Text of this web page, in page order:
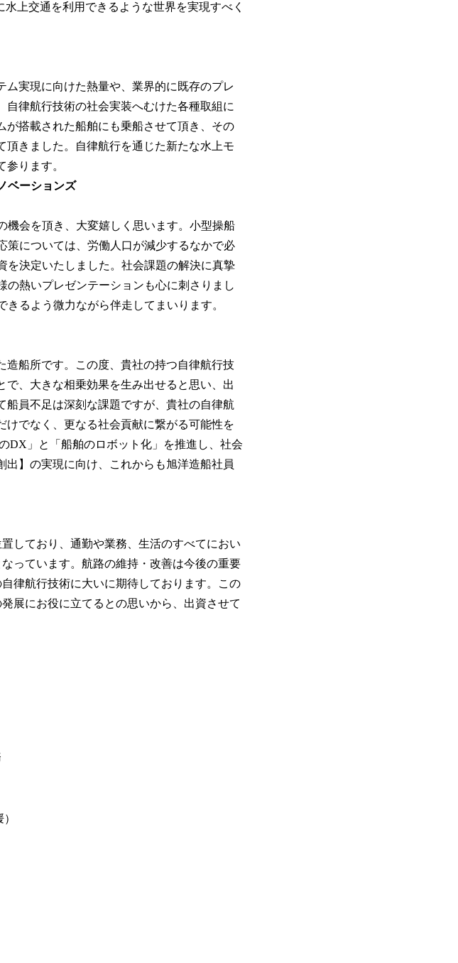
上交通を利用できるような世界を実現すべく
実現に向けた熱量や、業界的に既存のプレ
律航行技術の社会実装へむけた各種取組に
搭載された船舶にも乗船させて頂き、その
きました。自律航行を通じた新たな水上モ
ります。
ベーションズ
機会を頂き、大変嬉しく思います。小型操船
策については、労働人口が減少するなかで必
を決定いたしました。社会課題の解決に真摯
の熱いプレゼンテーションも心に刺さりまし
るよう微力ながら伴走してまいります。
造船所です。この度、貴社の持つ自律航行技
、大きな相乗効果を生み出せると思い、出
船員不足は深刻な課題ですが、貴社の自律航
けでなく、更なる社会貢献に繋がる可能性を
DX」と「船舶のロボット化」を推進し、社会
】の実現に向け、これからも旭洋造船社員
しており、通勤や業務、生活のすべてにおい
っています。航路の維持・改善は今後の重要
律航行技術に大いに期待しております。この
展にお役に立てるとの思いから、出資させて